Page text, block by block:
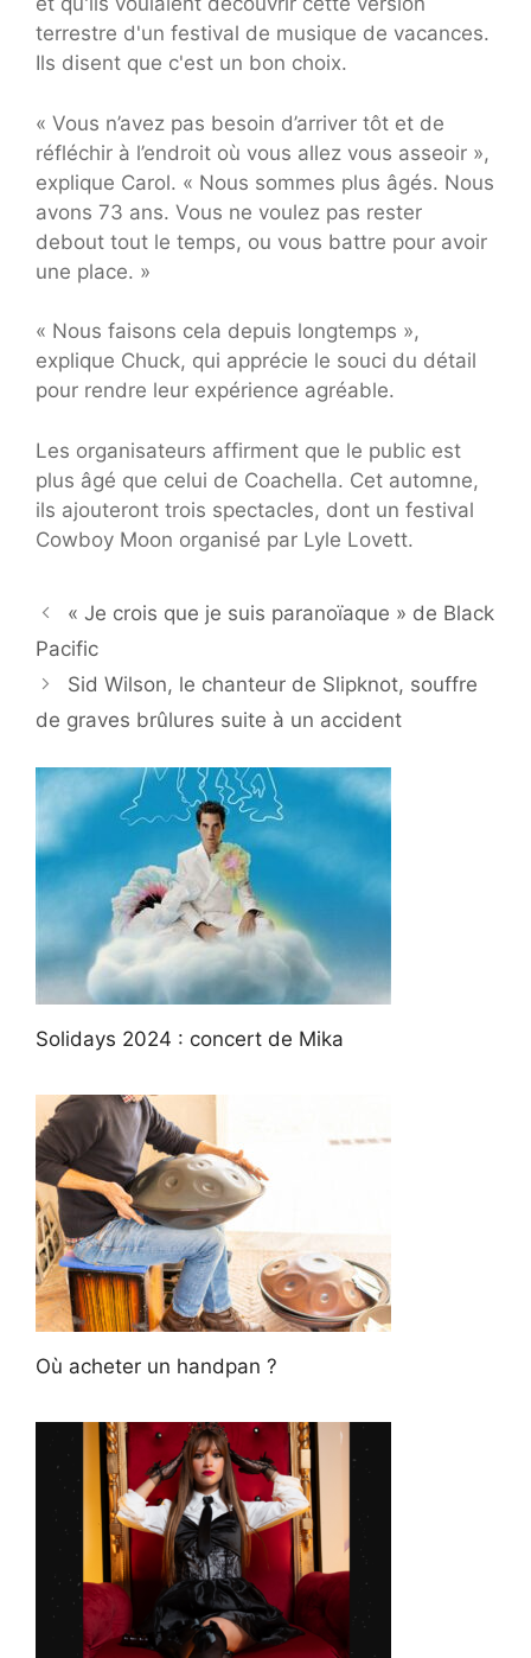
terrestre d'un festival de musique de vacances.
Ils disent que c'est un bon choix.
« Vous n’avez pas besoin d’arriver tôt et de
réfléchir à l’endroit où vous allez vous asseoir »,
explique Carol. « Nous sommes plus âgés. Nous
avons 73 ans. Vous ne voulez pas rester
debout tout le temps, ou vous battre pour avoir
une place. »
« Nous faisons cela depuis longtemps »,
explique Chuck, qui apprécie le souci du détail
pour rendre leur expérience agréable.
Les organisateurs affirment que le public est
plus âgé que celui de Coachella. Cet automne,
ils ajouteront trois spectacles, dont un festival
Cowboy Moon organisé par Lyle Lovett.
« Je crois que je suis paranoïaque » de Black
Pacific
Sid Wilson, le chanteur de Slipknot, souffre
de graves brûlures suite à un accident
Solidays 2024 : concert de Mika
Où acheter un handpan ?